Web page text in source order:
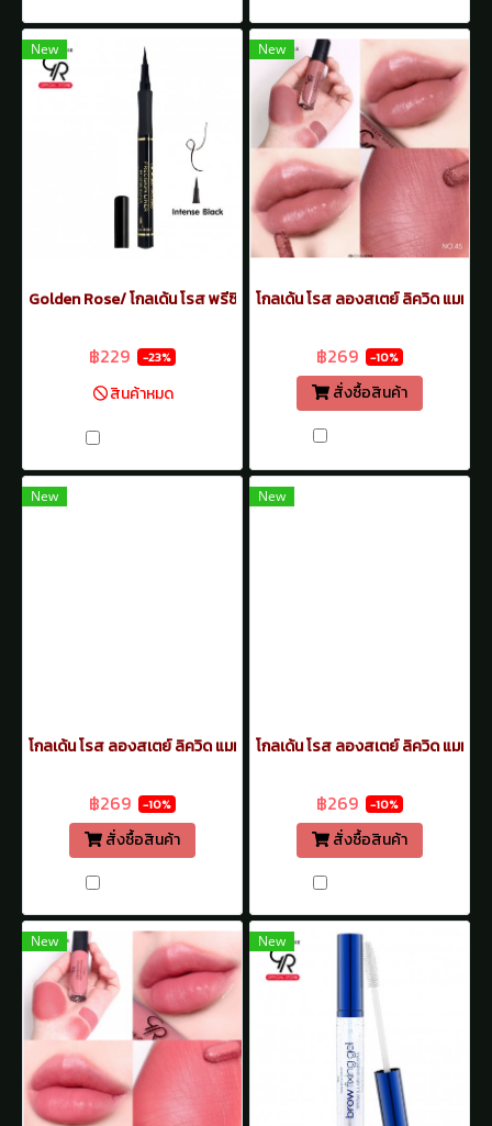
New
Golden Rose/ โกลเด้น โรส พรีซิชั่น ไลเนอร์ Precision Liner ปากกาพู่กั
฿229 -23%
สินค้าหมด
New
โกลเด้น โรส ลองสเตย์ ลิควิด แมท
฿269 -10%
สั่งซื้อสินค้า
New
โกลเด้น โรส ลองสเตย์ ลิควิด แมท ลิปสติก ลิปจิ้มจุ่ม แมท 5.5มล. เบอร์
฿269 -10%
สั่งซื้อสินค้า
New
โกลเด้น โรส ลองสเตย์ ลิควิด แมท
฿269 -10%
สั่งซื้อสินค้า
New New